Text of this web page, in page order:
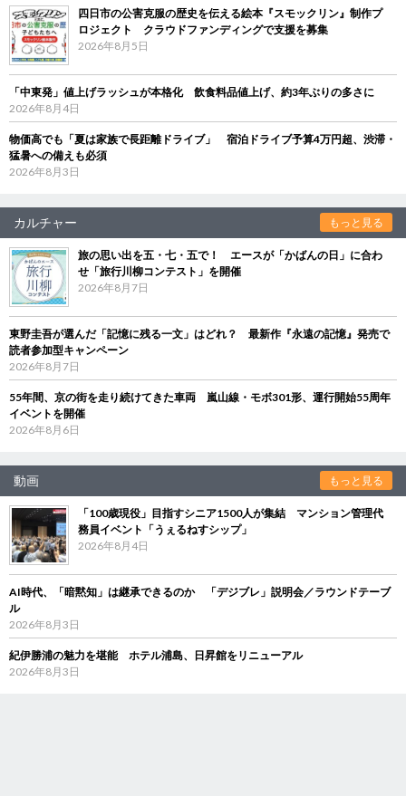
四日市の公害克服の歴史を伝える絵本『スモックリン』制作プ
ロジェクト クラウドファンディングで支援を募集
2026年8月5日
「中東発」値上げラッシュが本格化 飲食料品値上げ、約3年ぶりの多さに
2026年8月4日
物価高でも「夏は家族で長距離ドライブ」 宿泊ドライブ予算4万円超、渋滞・
猛暑への備えも必須
2026年8月3日
カルチャー もっと見る
旅の思い出を五・七・五で！ エースが「かばんの日」に合わ
せ「旅行川柳コンテスト」を開催
2026年8月7日
東野圭吾が選んだ「記憶に残る一文」はどれ？ 最新作『永遠の記憶』発売で
読者参加型キャンペーン
2026年8月7日
55年間、京の街を走り続けてきた車両 嵐山線・モボ301形、運行開始55周年
イベントを開催
2026年8月6日
動画 もっと見る
「100歳現役」目指すシニア1500人が集結 マンション管理代
務員イベント「うぇるねすシップ」
2026年8月4日
AI時代、「暗黙知」は継承できるのか 「デジブレ」説明会／ラウンドテーブ
ル
2026年8月3日
紀伊勝浦の魅力を堪能 ホテル浦島、日昇館をリニューアル
2026年8月3日